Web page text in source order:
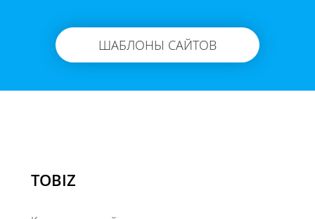
ШАБЛОНЫ САЙТОВ
TOBIZ